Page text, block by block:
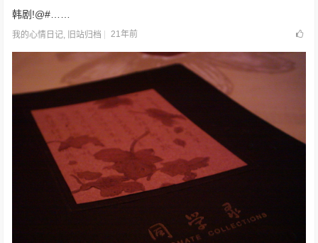
韩剧!@#……
我的心情日记, 旧站归档 21年前